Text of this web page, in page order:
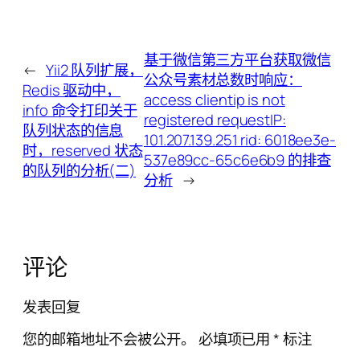
← Yii2 队列扩展，
Redis 驱动中，
info 命令打印关于
队列状态的信息
时，reserved 状态
的队列的分析(二)
基于微信第三方平台获取微信
公众号素材总数时响应：
access clientip is not
registered requestIP:
101.207.139.251 rid: 6018ee3e-
537e89cc-65c6e6b9 的排查
分析 →
评论
发表回复
您的邮箱地址不会被公开。 必填项已用*标注